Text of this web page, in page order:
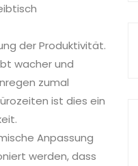
der Produktivität.
wacher und
zumal
ist dies ein
Anpassung
werden, dass